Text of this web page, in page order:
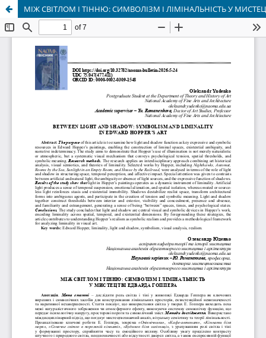
МІЖ СВІТЛОМ І ТІННЮ: СИМВОЛІЗМ І ЛІМІНАЛЬНІСТЬ У